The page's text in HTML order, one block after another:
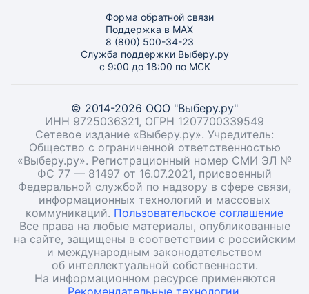
Форма обратной связи
Поддержка в MAX
8 (800) 500-34-23
Служба поддержки Выберу.ру
с 9:00 до 18:00 по МСК
© 2014-2026 ООО "Выберу.ру"
ИНН 9725036321, ОГРН 1207700339549
Сетевое издание «Выберу.ру». Учредитель:
Общество с ограниченной ответственностью
«Выберу.ру». Регистрационный номер СМИ ЭЛ №
ФС 77 — 81497 от 16.07.2021, присвоенный
Федеральной службой по надзору в сфере связи,
информационных технологий и массовых
коммуникаций. Пользовательское соглашение
Все права на любые материалы, опубликованные
на сайте, защищены в соответствии с российским
и международным законодательством
об интеллектуальной собственности.
На информационном ресурсе применяются
Рекомендательные технологии.